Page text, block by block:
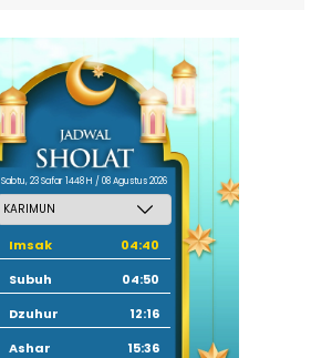
Sabtu, 23 Safar 1448 H / 08 Agustus 2026
Imsak
04:40
Subuh
04:50
Dzuhur
12:16
Ashar
15:36